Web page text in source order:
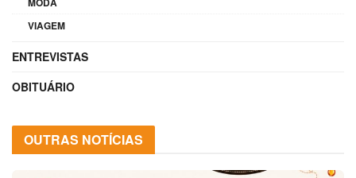
VIAGEM
ENTREVISTAS
OBITUÁRIO
OUTRAS NOTÍCIAS